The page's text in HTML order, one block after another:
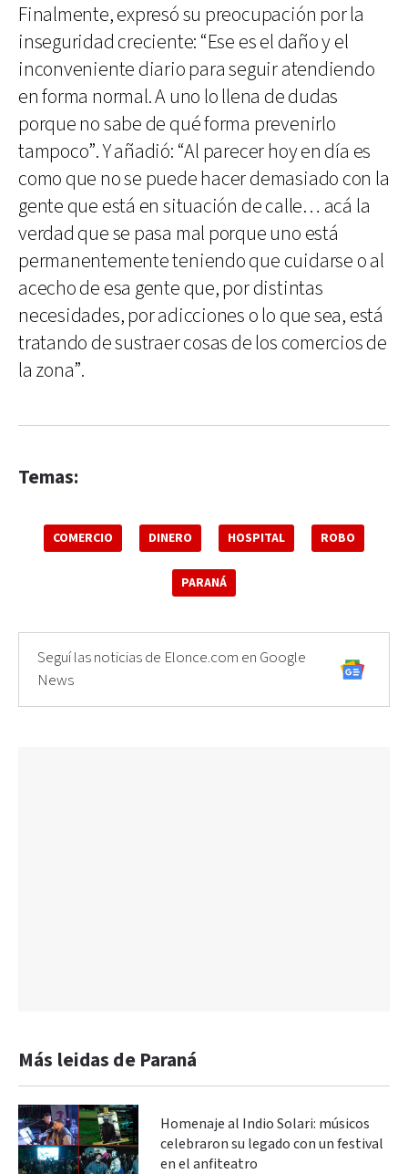
Finalmente, expresó su preocupación por la
inseguridad creciente: “Ese es el daño y el
inconveniente diario para seguir atendiendo
en forma normal. A uno lo llena de dudas
porque no sabe de qué forma prevenirlo
tampoco”. Y añadió: “Al parecer hoy en día es
como que no se puede hacer demasiado con la
gente que está en situación de calle… acá la
verdad que se pasa mal porque uno está
permanentemente teniendo que cuidarse o al
acecho de esa gente que, por distintas
necesidades, por adicciones o lo que sea, está
tratando de sustraer cosas de los comercios de
la zona”.
Temas:
COMERCIO DINERO HOSPITAL ROBO
PARANÁ
Seguí las noticias de Elonce.com en Google
News
Más leidas de Paraná
Homenaje al Indio Solari: músicos
celebraron su legado con un festival
en el anfiteatro